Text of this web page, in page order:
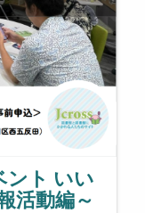
ント いい
活動編～